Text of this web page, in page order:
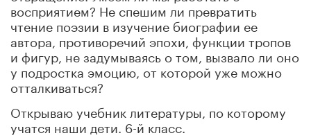
восприятием? Не спешим ли превратить
чтение поэзии в изучение биографии ее
автора, противоречий эпохи, функции тропов
и фигур, не задумываясь о том, вызвало ли оно
у подростка эмоцию, от которой уже можно
отталкиваться?
Открываю учебник литературы, по которому
учатся наши дети. 6-й класс.